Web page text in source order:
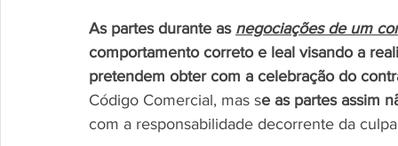
As partes durante as negociações de um
comportamento correto e leal visando a
pretendem obter com a celebração do
Código Comercial, mas se as partes assim
com a responsabilidade decorrente da